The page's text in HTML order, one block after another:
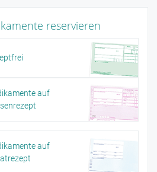
reservieren
auf
auf